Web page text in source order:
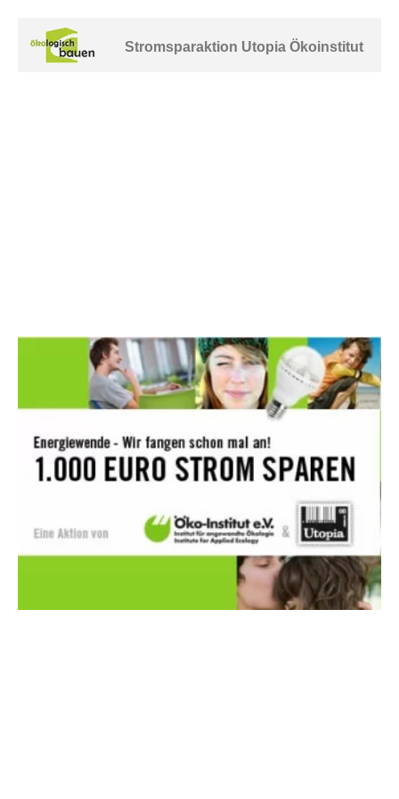
Stromsparaktion Utopia Ökoinstitut